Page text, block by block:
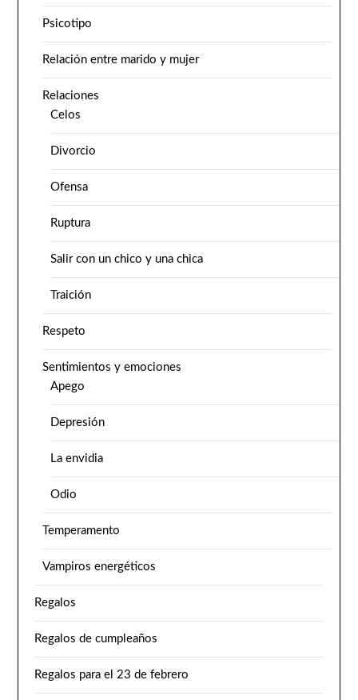
Psicotipo
Relación entre marido y mujer
Relaciones
Celos
Divorcio
Ofensa
Ruptura
Salir con un chico y una chica
Traición
Respeto
Sentimientos y emociones
Apego
Depresión
La envidia
Odio
Temperamento
Vampiros energéticos
Regalos
Regalos de cumpleaños
Regalos para el 23 de febrero